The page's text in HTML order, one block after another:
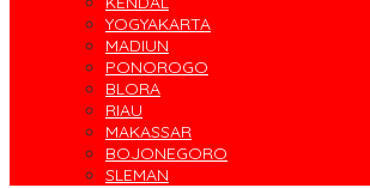
YOGYAKARTA
MADIUN
PONOROGO
BLORA
RIAU
MAKASSAR
BOJONEGORO
SLEMAN